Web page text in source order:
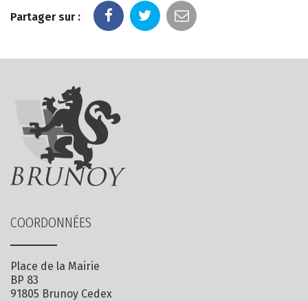
Partager sur :
COORDONNÉES
Place de la Mairie
BP 83
91805 Brunoy Cedex